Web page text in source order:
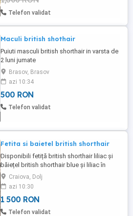
Telefon validat
Maculi british shothair
Puiuti masculi british shorthair in varsta de
2 luni jumate
Brasov, Brasov
azi 10:34
500 RON
Telefon validat
Fetita si baietel british shorthair
Disponibili fetiță british shorthair liliac și
băiețel british shorthair blue și liliac în
vârstă de 8 săptămâni ,carnețel și vaccin
aferent vârstei . Dețin ambii părinți
Craiova, Dolj
azi 10:30
1 500 RON
Telefon validat